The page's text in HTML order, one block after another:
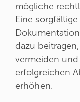
mögliche
Eine
dazu
vermeiden
erfolgreichen
erhöhen.